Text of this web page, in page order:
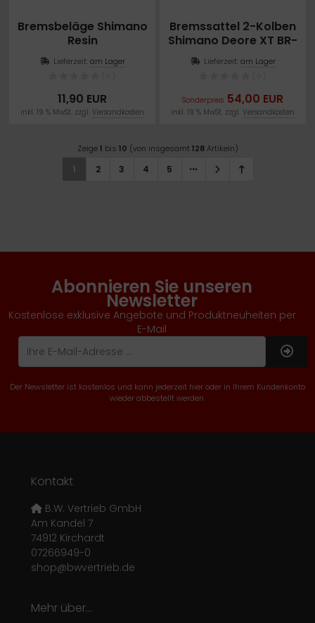
Bremsbeläge Shimano
Resin
Lieferzeit: am Lager
11,90 EUR
inkl. 19 % MwSt. zzgl. Versandkosten
Bremssattel 2-Kolben
Shimano Deore XT BR-
M8100
Lieferzeit: am Lager
Sonderpreis 54,00 EUR
inkl. 19 % MwSt. zzgl. Versandkosten
Zeige1 bis 10 (von insgesamt 128Artikeln)
1 2 3 4 5
Abonnieren Sie unseren
Newsletter
Kostenlose exklusive Angebote und Produktneuheiten per
E-Mail
Der Newsletter ist kostenlos und kann jederzeit hier oder in Ihrem Kundenkonto
wieder abbestellt werden.
Kontakt
B.W. Vertrieb GmbH
Am Kandel 7
74912 Kirchardt
07266949-0
shop@bwvertrieb.de
Mehr über...